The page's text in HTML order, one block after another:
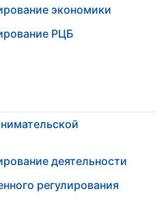
экономики
РЦБ
деятельности
регулирования